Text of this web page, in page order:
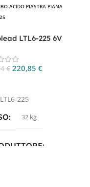
ACIDO PIASTRA PIANA
LTL6-225 6V
| Elebatt
€ 220,85 €
LTL6-225
32 kg